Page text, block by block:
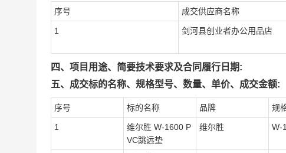
序号 成交供应商名称
1 剑河县创业者办公用品店
四、项目用途、简要技术要求及合同履行日期:
五、成交标的名称、规格型号、数量、单价、成交金额:
序号 标的名称 品牌 规
1
维尔胜 W-1600 P
VC跳远垫
维尔胜 W-